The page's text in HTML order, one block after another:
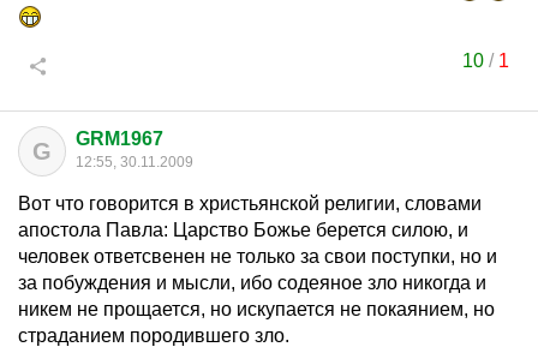
10 / 1
G GRM1967
12:55, 30.11.2009
Вот что говорится в христьянской религии, словами
апостола Павла: Царство Божье берется силою, и
человек ответсвенен не только за свои поступки, но и
за побуждения и мысли, ибо содеяное зло никогда и
никем не прощается, но искупается не покаянием, но
страданием породившего зло.